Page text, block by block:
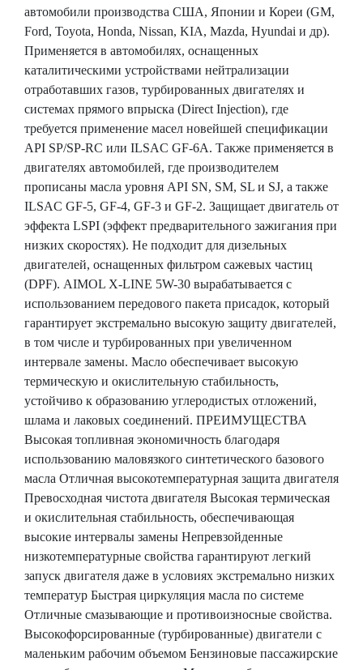
автомобили производства США, Японии и Кореи (GM,
Ford, Toyota, Honda, Nissan, KIA, Mazda, Hyundai и др).
Применяется в автомобилях, оснащенных
каталитическими устройствами нейтрализации
отработавших газов, турбированных двигателях и
системах прямого впрыска (Direct Injection), где
требуется применение масел новейшей спецификации
API SP/SP-RC или ILSAC GF-6A. Также применяется в
двигателях автомобилей, где производителем
прописаны масла уровня API SN, SM, SL и SJ, а также
ILSAC GF-5, GF-4, GF-3 и GF-2. Защищает двигатель от
эффекта LSPI (эффект предварительного зажигания при
низких скоростях). Не подходит для дизельных
двигателей, оснащенных фильтром сажевых частиц
(DPF). AIMOL X-LINE 5W-30 вырабатывается с
использованием передового пакета присадок, который
гарантирует экстремально высокую защиту двигателей,
в том числе и турбированных при увеличенном
интервале замены. Масло обеспечивает высокую
термическую и окислительную стабильность,
устойчиво к образованию углеродистых отложений,
шлама и лаковых соединений. ПРЕИМУЩЕСТВА
Высокая топливная экономичность благодаря
использованию маловязкого синтетического базового
масла Отличная высокотемпературная защита двигателя
Превосходная чистота двигателя Высокая термическая
и окислительная стабильность, обеспечивающая
высокие интервалы замены Непревзойденные
низкотемпературные свойства гарантируют легкий
запуск двигателя даже в условиях экстремально низких
температур Быстрая циркуляция масла по системе
Отличные смазывающие и противоизносные свойства.
Высокофорсированные (турбированные) двигатели с
маленьким рабочим объемом Бензиновые пассажирские